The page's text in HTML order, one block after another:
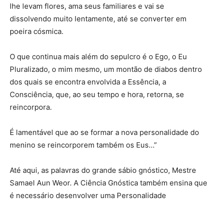
lhe levam flores, ama seus familiares e vai se
dissolvendo muito lentamente, até se converter em
poeira cósmica.
O que continua mais além do sepulcro é o Ego, o Eu
Pluralizado, o mim mesmo, um montão de diabos dentro
dos quais se encontra envolvida a Essência, a
Consciência, que, ao seu tempo e hora, retorna, se
reincorpora.
É lamentável que ao se formar a nova personalidade do
menino se reincorporem também os Eus…”
Até aqui, as palavras do grande sábio gnóstico, Mestre
Samael Aun Weor. A Ciência Gnóstica também ensina que
é necessário desenvolver uma Personalidade